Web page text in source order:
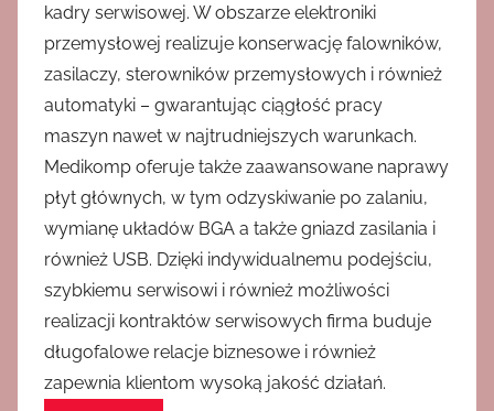
kadry serwisowej. W obszarze elektroniki
przemysłowej realizuje konserwację falowników,
zasilaczy, sterowników przemysłowych i również
automatyki – gwarantując ciągłość pracy
maszyn nawet w najtrudniejszych warunkach.
Medikomp oferuje także zaawansowane naprawy
płyt głównych, w tym odzyskiwanie po zalaniu,
wymianę układów BGA a także gniazd zasilania i
również USB. Dzięki indywidualnemu podejściu,
szybkiemu serwisowi i również możliwości
realizacji kontraktów serwisowych firma buduje
długofalowe relacje biznesowe i również
zapewnia klientom wysoką jakość działań.